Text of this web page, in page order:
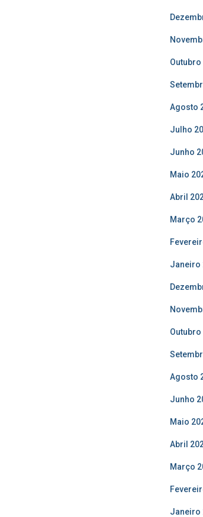
Outubro
Agosto
Julho
Junho
Maio
Abril
Março
Janeiro
Outubro
Agosto
Junho
Maio
Abril
Março
Janeiro